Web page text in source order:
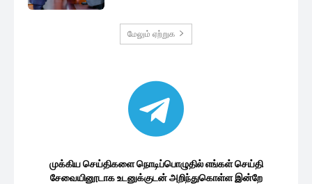
மேலும் ஏற்றுக
முக்கிய செய்திகளை நொடிப்பொழுதில் எங்கள் செய்தி
சேவையினூடாக உடனுக்குடன் அறிந்துகொள்ள இன்றே